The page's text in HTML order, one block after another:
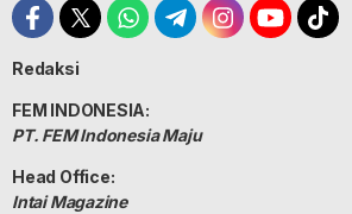
Redaksi
FEM INDONESIA:
PT. FEM Indonesia Maju
Head Office:
Intai Magazine